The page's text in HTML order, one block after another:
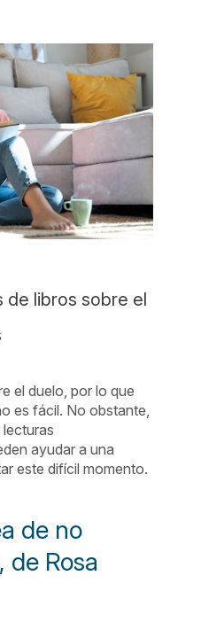
de libros sobre el
el duelo, por lo que
es fácil. No obstante,
ayudar a una
este difícil momento.
de no
de Rosa